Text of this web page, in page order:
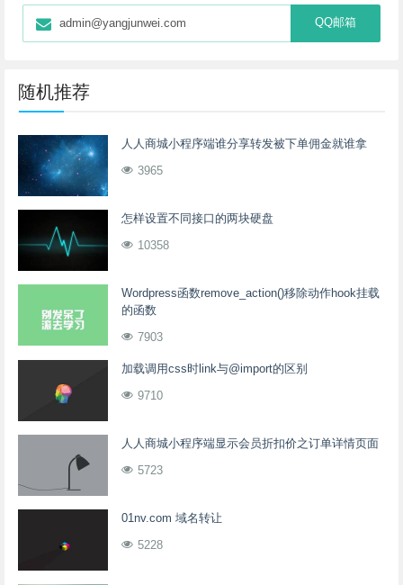
admin@yangjunwei.com QQ邮箱
随机推荐
人人商城小程序端谁分享转发被下单佣金就谁拿
3965
怎样设置不同接口的两块硬盘
10358
Wordpress函数remove_action()移除动作hook挂载
的函数
7903
加载调用css时link与@import的区别
9710
人人商城小程序端显示会员折扣价之订单详情页面
5723
01nv.com 域名转让
5228